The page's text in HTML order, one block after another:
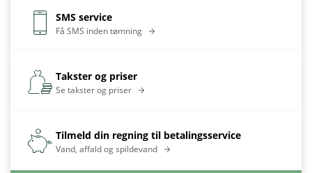
SMS service
Få SMS inden tømning
Takster og priser
Se takster og priser
Tilmeld din regning til betalingsservice
Vand, affald og spildevand